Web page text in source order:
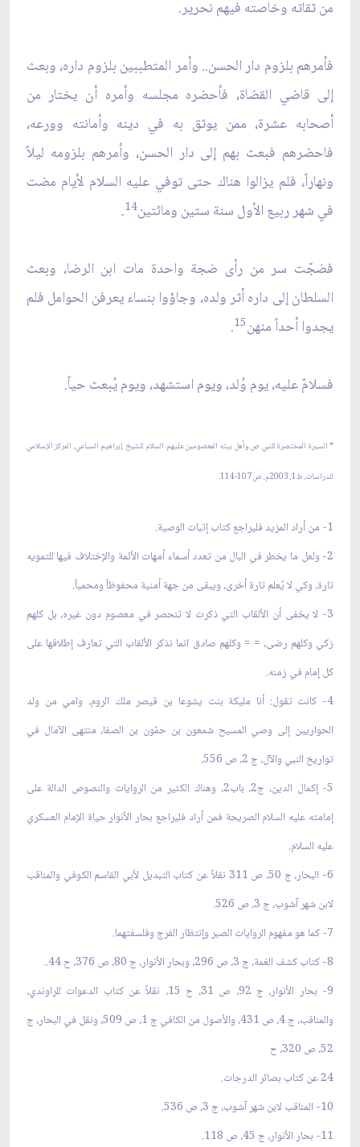
من ثقاته وخاصته فيهم نحرير.
فأمرهم بلزوم دار الحسن.. وأمر المتطببين بلزوم داره، وبعث
إلى قاضي القضاة، فأحضره مجلسه وأمره أن يختار من
أصحابه عشرة، ممن يوثق به في دينه وأمانته وورعه،
فاحضرهم فبعث بهم إلى دار الحسن، وأمرهم بلزومه ليلاً
ونهاراً، فلم يزالوا هناك حتى توفي عليه السلام لأيام مضت
في شهر ربيع الأول سنة ستين ومائتين14
.
فضجّت سر من رأى ضجة واحدة مات ابن الرضا، وبعث
السلطان إلى داره أثر ولده، وجاؤوا بنساء يعرفن الحوامل فلم
يجدوا أحداً منهن15
.
فسلامٌ عليه، يوم وُلد، ويوم استشهد، ويوم يُبعث حياً.
* السيرة المختصرة للنبي ص وأهل بيته المعصومين عليهم السلام للشيخ إبراهيم السباعي، المركز الإسلامي
للدراسات، ط1، 2003م، ص 107-114.
1- من أراد المزيد فليراجع كتاب إثبات الوصية.
2- ولعل ما يخطر في البال من تعدد أسماء أمهات الأئمة والإختلاف فيها للتمويه
تارة، وكي لا يُعلم تارة أخرى، ويبقى من جهة أمنية محفوظاً ومحمياً.
3- لا يخفى أن الألقاب التي ذكرت لا تنحصر في معصوم دون غيره، بل كلهم
زكي وكلهم رضى، = = وكلهم صادق انما نذكر الألقاب التي تعارف إطلاقها على
كل إمام في زمنه.
4- كانت تقول: أنا مليكة بنت يشوعا بن قيصر ملك الروم، وامي من ولد
الحواريين إلى وصي المسيح شمعون بن حمّون بن الصفا، منتهى الآمال في
تواريخ النبي والآل، ج 2، ص 556.
5- إكمال الدين، ج2، باب2، وهناك الكثير من الروايات والنصوص الدالة على
إمامته عليه السلام الصريحة فمن أراد فليراجع بحار الأنوار حياة الإمام العسكري
عليه السلام.
6- البحار، ج 50، ص 311 نقلاً عن كتاب التبديل لأبي القاسم الكوفي والمناقب
لابن شهر آشوب، ج 3، ص 526.
7- كما هو مفهوم الروايات الصبر وإنتظار الفرج وفلسفتهما.
8- كتاب كشف الغمة، ج 3، ص 296، وبحار الأنوار، ج 80، ص 376، ح 44..
9- بحار الأنوار، ج 92، ص 31، ح 15، نقلاً عن كتاب الدعوات للراوندي،
والمناقب، ج 4، ص 431، والأصول من الكافي ج 1، ص 509، ونقل في البحار، ج
52، ص 320، ح
24 عن كتاب بصائر الدرجات.
10- المناقب لابن شهر آشوب، ج 3، ص 536.
11- بحار الأنوار، ج 45، ص 118.